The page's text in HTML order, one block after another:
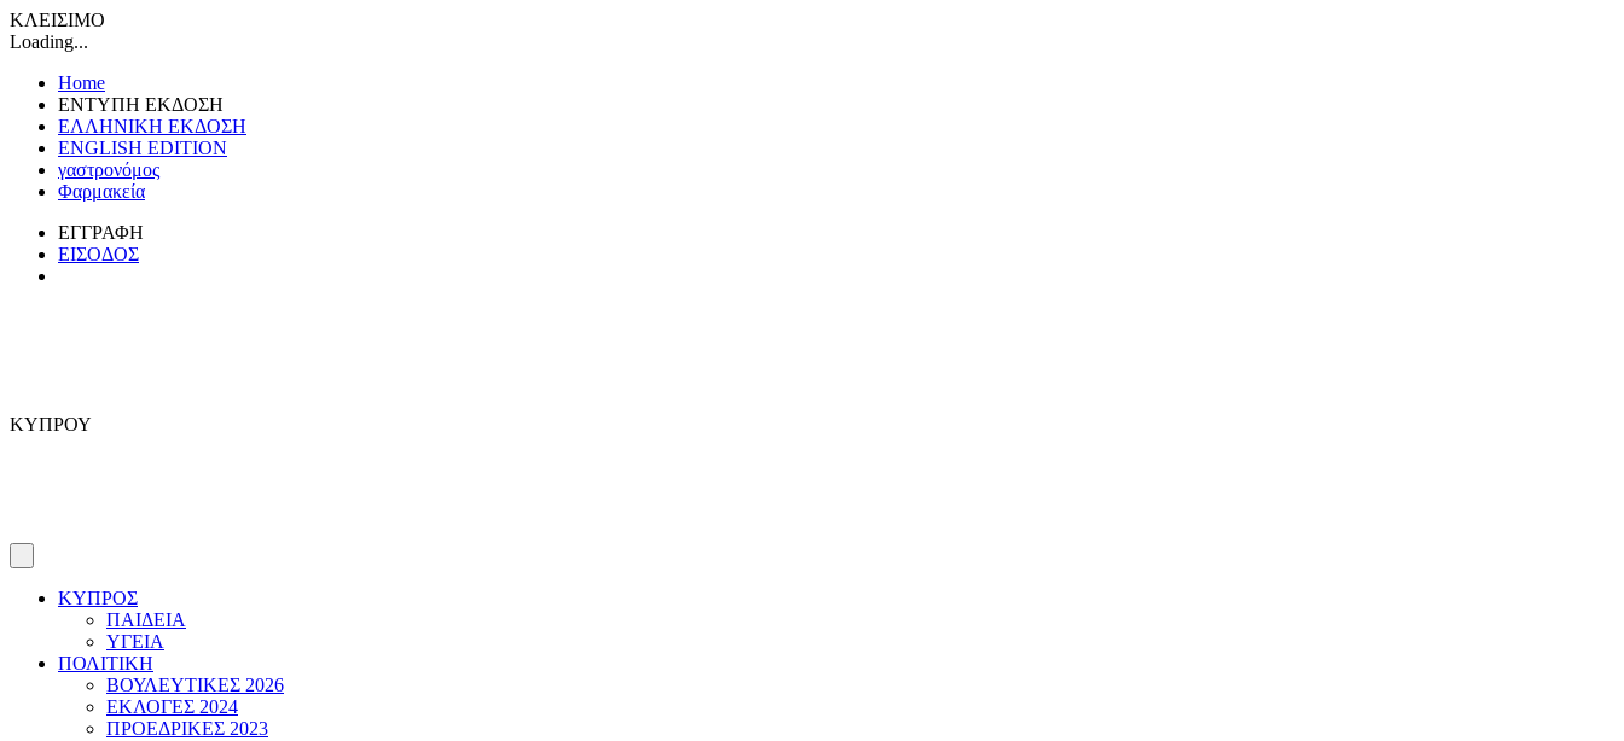
ΚΛΕΙΣΙΜΟ
Loading...
Home
ΕΝΤΥΠΗ ΕΚΔΟΣΗ
ΕΛΛΗΝΙΚΗ ΕΚΔΟΣΗ
ENGLISH EDITION
γαστρονόμος
Φαρμακεία
ΕΓΓΡΑΦΗ
ΕΙΣΟΔΟΣ
ΚΥΠΡΟΥ
ΚΥΠΡΟΣ
ΠΑΙΔΕΙΑ
ΥΓΕΙΑ
ΠΟΛΙΤΙΚΗ
ΒΟΥΛΕΥΤΙΚΕΣ 2026
ΕΚΛΟΓΕΣ 2024
ΠΡΟΕΔΡΙΚΕΣ 2023